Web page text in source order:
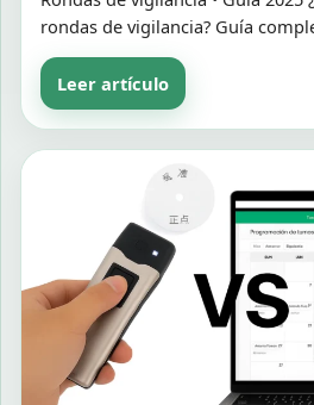
rondas de vigilancia? Guía
Leer artículo